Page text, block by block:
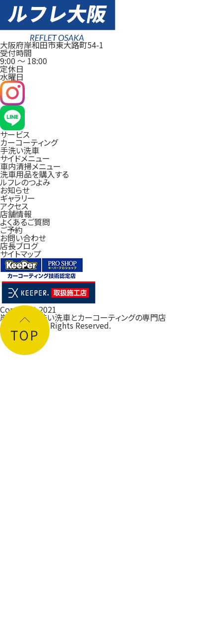
大阪府岸和田市東大路町54-1
受付時間
9:00 ～18:00
定休日
水曜日
サービス
カーコーティング
手洗い洗車
サイドメニュー
車内清掃メニュー
洗車用品を購入する
ルフレのつよみ
お知らせ
ギャラリー
アクセス
店舗情報
よくあるご質問
ご予約
お問い合わせ
店長ブログ
サイトマップ
Copyright 2021
岸和田の手洗い洗車とカーコーティングの専門店
ルフレ大阪 All Rights Reserved.